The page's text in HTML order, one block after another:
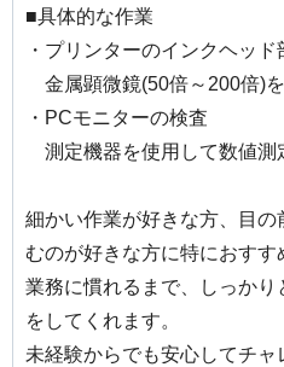
■具体的な作業
・プリンターのインクヘッド
金属顕微鏡(50倍～200倍)
・PCモニターの検査
測定機器を使用して数値測
細かい作業が好きな方、目の
むのが好きな方に特におすす
業務に慣れるまで、しっかり
をしてくれます。
未経験からでも安心してチャ